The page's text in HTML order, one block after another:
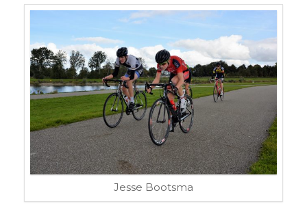
Jesse Bootsma